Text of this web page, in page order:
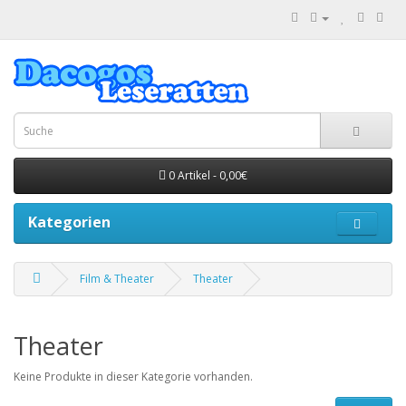
0 Artikel - 0,00€
Kategorien
Film & Theater Theater
Theater
Keine Produkte in dieser Kategorie vorhanden.